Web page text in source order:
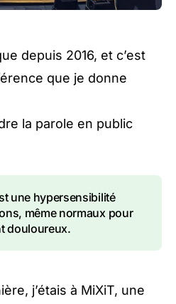
depuis 2016, et c’est
que je donne
la parole en public
une hypersensibilité
même normaux pour
douloureux.
j’étais à MiXiT, une